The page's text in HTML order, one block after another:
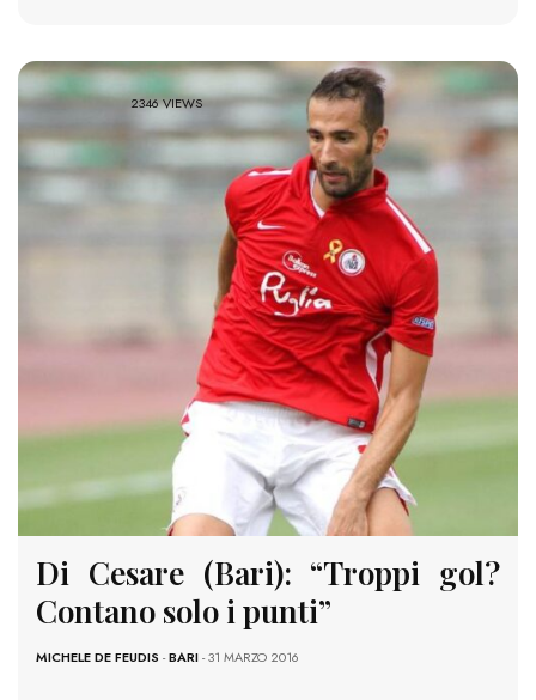
2346 VIEWS
Di Cesare (Bari): “Troppi gol?
Contano solo i punti”
MICHELE DE FEUDIS -BARI- 31 MARZO 2016